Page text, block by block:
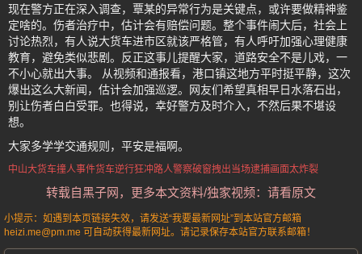
现在警方正在深入调查，覃某的异常行为是关键点，或许要做精神鉴
定啥的。伤者治疗中，估计会有赔偿问题。整个事件闹大后，社会上
讨论热烈，有人说大货车进市区就该严格管，有人呼吁加强心理健康
教育，避免类似悲剧。反正这事儿提醒大家，道路安全不是儿戏，一
不小心就出大事。 从视频和通报看，港口镇这地方平时挺平静，这次
爆出这么大新闻，估计会加强巡逻。网友们希望真相早日水落石出，
别让伤者白白受罪。也得说，幸好警方及时介入，不然后果不堪设
想。
大家多学学交通规则，平安是福啊。
中山大货车撞人事件货车逆行狂冲路人警察破窗拽出当场逮捕画面太炸裂
转载自黑子网，更多本文资料/独家视频：请看原文
小提示：如遇到本页链接失效，请发送“我要最新网址”到本站官方邮箱
heizi.me@pm.me 可自动获得最新网址。请记录保存本站官方联系邮箱！